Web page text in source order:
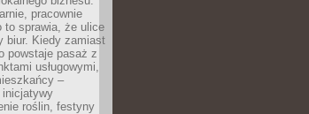
pracownie
to sprawia, że ulice
biur. Kiedy zamiast
powstaje pasaż z
usługowymi,
–
inicjatywy
roślin, festyny